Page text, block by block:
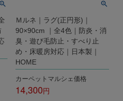
Ｍルネ｜ラグ(正円形)｜
90×90cm ｜全4色｜防炎・消
臭・遊び毛防止・すべり止
め・床暖房対応｜日本製｜
HOME
カーペットマルシェ価格
14,300